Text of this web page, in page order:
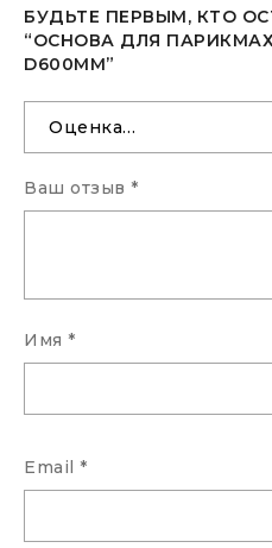
БУДЬТЕ ПЕРВЫМ, КТО
“ОСНОВА ДЛЯ
D600MM”
Ваш отзыв *
Имя *
Email *